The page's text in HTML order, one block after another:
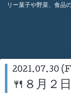
リー菓子や野菜、食品
2021.07.30
🍴８月２